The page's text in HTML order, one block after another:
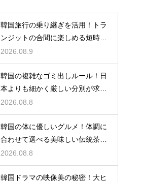
韓国旅行の乗り継ぎを活用！トラ
ンジットの合間に楽しめる短時間
の観光
2026.08.9
韓国の複雑なゴミ出しルール！日
本よりも細かく厳しい分別が求め
られる理由
2026.08.8
韓国の体に優しいグルメ！体調に
合わせて選べる美味しい伝統茶の
驚きの効能
2026.08.8
韓国ドラマの映像美の秘密！大ヒ